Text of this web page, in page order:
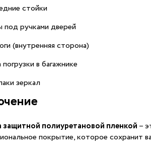
стойки
под ручками дверей
(внутренняя сторона)
погрузки в багажнике
зеркал
защитной полиуретановой пленкой –
покрытие, которое сохранит